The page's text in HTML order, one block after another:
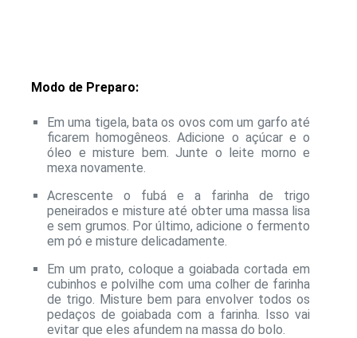
Modo de Preparo:
Em uma tigela, bata os ovos com um garfo até
ficarem homogêneos. Adicione o açúcar e o
óleo e misture bem. Junte o leite morno e
mexa novamente.
Acrescente o fubá e a farinha de trigo
peneirados e misture até obter uma massa lisa
e sem grumos. Por último, adicione o fermento
em pó e misture delicadamente.
Em um prato, coloque a goiabada cortada em
cubinhos e polvilhe com uma colher de farinha
de trigo. Misture bem para envolver todos os
pedaços de goiabada com a farinha. Isso vai
evitar que eles afundem na massa do bolo.